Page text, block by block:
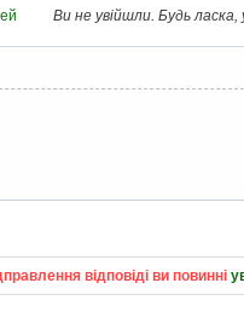
Ви не увійшли. Будь ласка,
відповіді ви повинні